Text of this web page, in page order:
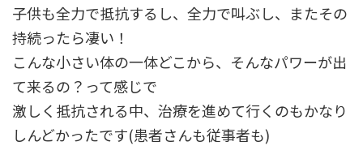
子供も全力で抵抗するし、全力で叫ぶし、またその
持続ったら凄い！
こんな小さい体の一体どこから、そんなパワーが出
て来るの？って感じで
激しく抵抗される中、治療を進めて行くのもかなり
しんどかったです(患者さんも従事者も)